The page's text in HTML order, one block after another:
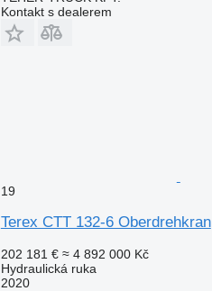
Kontakt s dealerem
19
Terex CTT 132-6 Oberdrehkran
202 181 € ≈ 4 892 000 Kč
Hydraulická ruka
2020